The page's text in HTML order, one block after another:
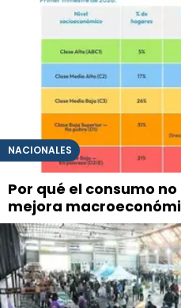
NACIONALES
Por qué el consumo
mejora